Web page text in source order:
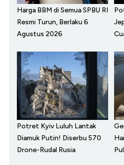
Harga BBM di Semua SPBU RI
Resmi Turun, Berlaku 6
Agustus 2026
Potret Kyiv Luluh Lantak
Diamuk Putin! Diserbu 570
Drone-Rudal Rusia